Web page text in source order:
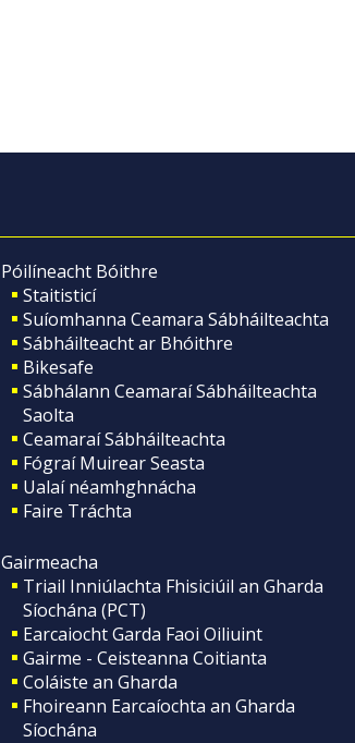
Póilíneacht Bóithre
Staitisticí
Suíomhanna Ceamara Sábháilteachta
Sábháilteacht ar Bhóithre
Bikesafe
Sábhálann Ceamaraí Sábháilteachta
Saolta
Ceamaraí Sábháilteachta
Fógraí Muirear Seasta
Ualaí néamhghnácha
Faire Tráchta
Gairmeacha
Triail Inniúlachta Fhisiciúil an Gharda
Síochána (PCT)
Earcaiocht Garda Faoi Oiliuint
Gairme - Ceisteanna Coitianta
Coláiste an Gharda
Fhoireann Earcaíochta an Gharda
Síochána